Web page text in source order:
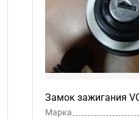
Замок зажигания
Марка